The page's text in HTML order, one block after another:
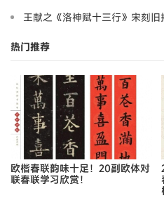
王献之《洛神赋十三行》宋刻旧
热门推荐
欧楷春联韵味十足！20副欧体对
联春联学习欣赏！